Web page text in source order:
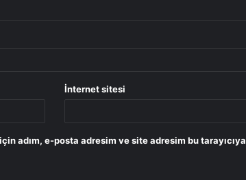
İnternet sitesi
adım, e-posta adresim ve site adresim bu tarayıcıya